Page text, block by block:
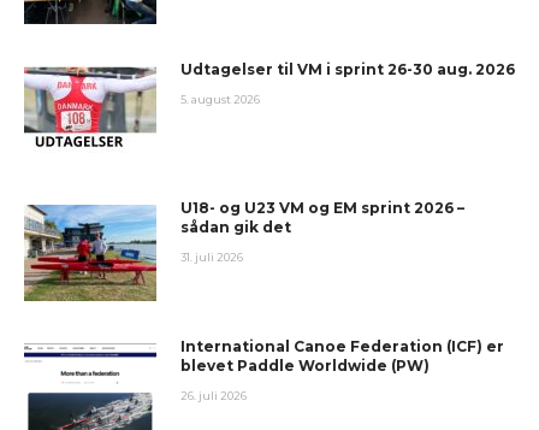
Udtagelser til VM i sprint 26-30 aug. 2026
5. august 2026
U18- og U23 VM og EM sprint 2026 –
sådan gik det
31. juli 2026
International Canoe Federation (ICF) er
blevet Paddle Worldwide (PW)
26. juli 2026